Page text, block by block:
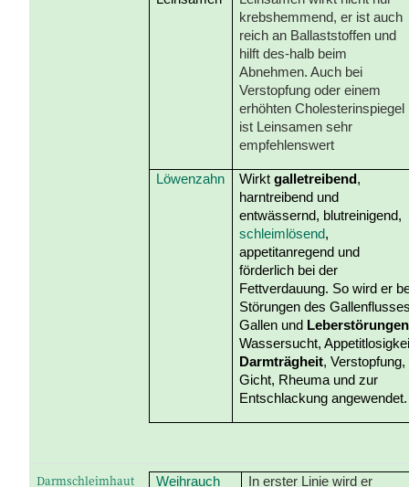
krebshemmend, er ist auch
reich an Ballaststoffen und
hilft des-halb beim
Abnehmen. Auch bei
Verstopfung oder einem
erhöhten Cholesterinspiegel
ist Leinsamen sehr
empfehlenswert
Löwenzahn Wirktgalletreibend,
harntreibend und
entwässernd, blutreinigend,
schleimlösend,
appetitanregend und
förderlich bei der
Fettverdauung. So wird er
Störungen des
Gallen und Leberstörungen
Wassersucht,
Darmträgheit, Verstopfung,
Gicht, Rheuma und zur
Entschlackung angewendet.
Darmschleimhaut Weihrauch
In erster Linie wird er